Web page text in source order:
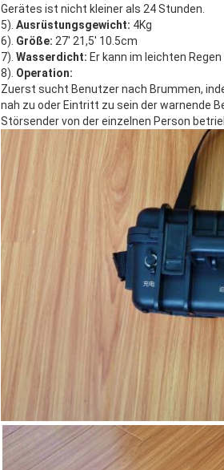
Gerätes ist nicht kleiner als 24 Stunden.
5). Ausrüstungsgewicht: 4Kg
6). Größe: 27' 21,5' 10.5cm
7). Wasserdicht: Er kann im leichten
8). Operation:
Zuerst sucht Benutzer nach Brummen,
nah zu oder Eintritt zu sein der warnende
Störsender von der einzelnen Person